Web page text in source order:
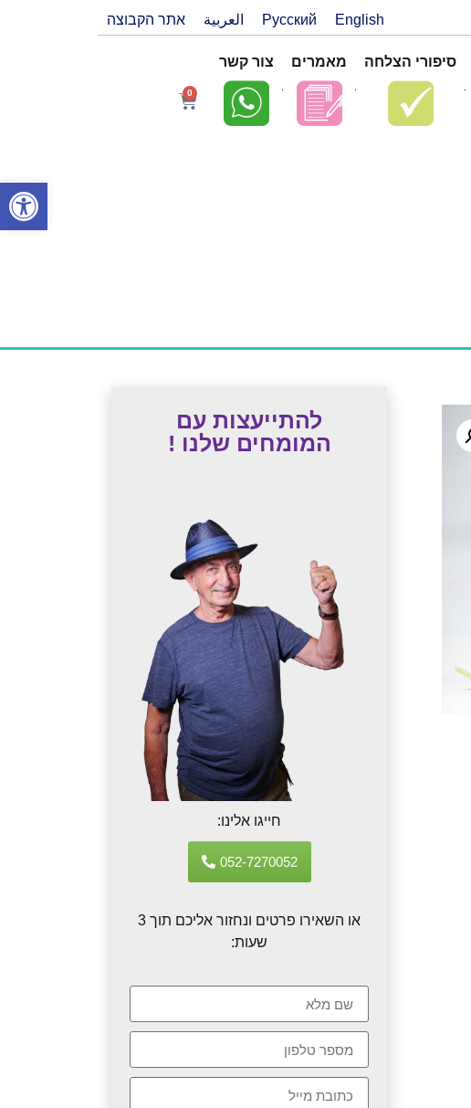
English
Русский العربية אתר הקבוצה
סיפורי הצלחה מאמרים צור קשר
0
להתייעצות עם
המומחים שלנו !
חייגו אלינו:
052-7270052
או השאירו פרטים ונחזור אליכם תוך 3
שעות:
פתח